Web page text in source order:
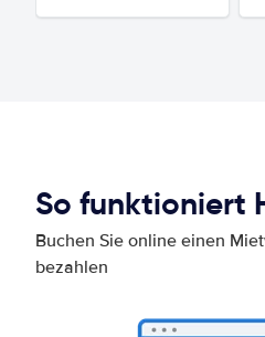
So funktioniert
Buchen Sie online einen
bezahlen